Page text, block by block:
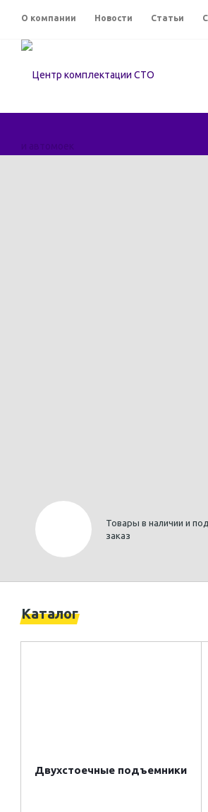
О компании Новости Статьи
Товары в наличии и под
заказ
Каталог
Двухстоечные подъемники